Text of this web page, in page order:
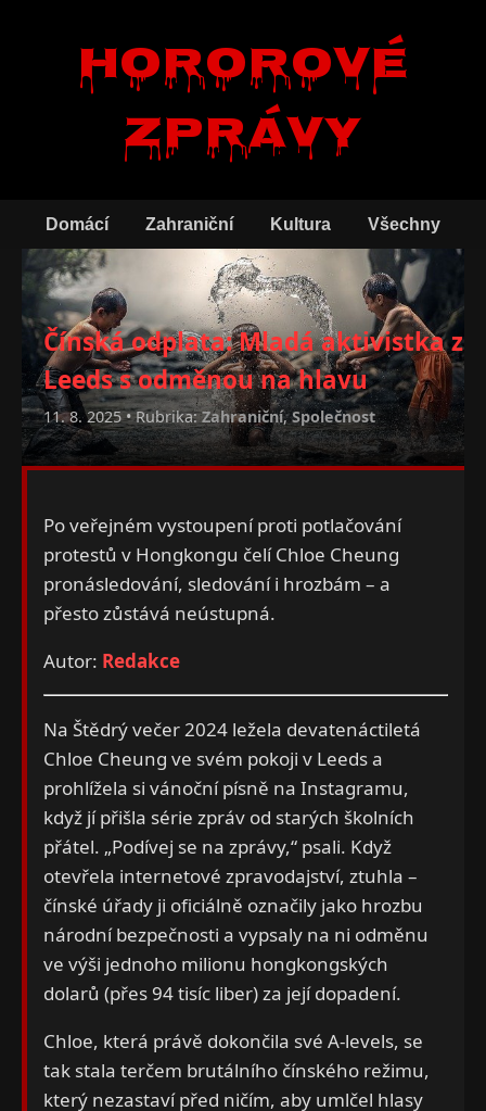
Hororové
zprávy
Domácí Zahraniční Kultura Všechny
Čínská odplata: Mladá aktivistka z
Leeds s odměnou na hlavu
11. 8. 2025 • Rubrika:Zahraniční,Společnost
Po veřejném vystoupení proti potlačování
protestů v Hongkongu čelí Chloe Cheung
pronásledování, sledování i hrozbám – a
přesto zůstává neústupná.
Autor: Redakce
Na Štědrý večer 2024 ležela devatenáctiletá
Chloe Cheung ve svém pokoji v Leeds a
prohlížela si vánoční písně na Instagramu,
když jí přišla série zpráv od starých školních
přátel. „Podívej se na zprávy,“ psali. Když
otevřela internetové zpravodajství, ztuhla –
čínské úřady ji oficiálně označily jako hrozbu
národní bezpečnosti a vypsaly na ni odměnu
ve výši jednoho milionu hongkongských
dolarů (přes 94 tisíc liber) za její dopadení.
Chloe, která právě dokončila své A-levels, se
tak stala terčem brutálního čínského režimu,
který nezastaví před ničím, aby umlčel hlasy